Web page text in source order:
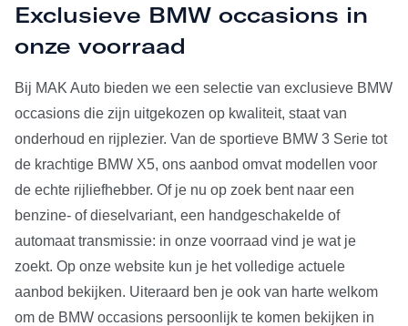
Exclusieve BMW occasions in
onze voorraad
Bij MAK Auto bieden we een selectie van exclusieve BMW
occasions die zijn uitgekozen op kwaliteit, staat van
onderhoud en rijplezier. Van de sportieve BMW 3 Serie tot
de krachtige BMW X5, ons aanbod omvat modellen voor
de echte rijliefhebber. Of je nu op zoek bent naar een
benzine- of dieselvariant, een handgeschakelde of
automaat transmissie: in onze voorraad vind je wat je
zoekt. Op onze website kun je het volledige actuele
aanbod bekijken. Uiteraard ben je ook van harte welkom
om de BMW occasions persoonlijk te komen bekijken in